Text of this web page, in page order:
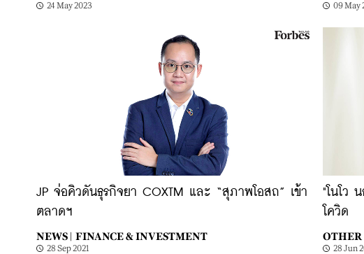
24 May 2023 09 May
JP จ่อคิวดันธุรกิจยา COXTM และ “สุภาพโอสถ” เข้า
ตลาดฯ
NEWS | FINANCE & INVESTMENT
28 Sep 2021
"โนโว
โควิด
OTHER
28 Jun